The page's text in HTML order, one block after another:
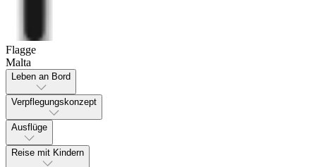
Flagge
Malta
Leben an Bord
Verpflegungskonzept
Ausflüge
Reise mit Kindern